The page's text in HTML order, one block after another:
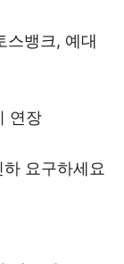
스뱅크, 예대
연장
요구하세요